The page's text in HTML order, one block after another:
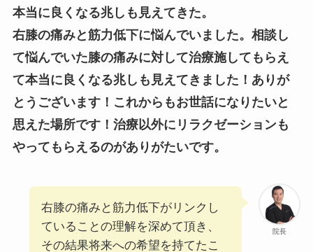
本当に良くなる兆しも見えてきた。
右膝の痛みと筋力低下に悩んでいました。相談し
て悩んでいた膝の痛みに対して治療施してもらえ
て本当に良くなる兆しも見えてきました！ありが
とうございます！これからもお世話になりたいと
思えた場所です！治療以外にリラクゼーションも
やってもらえるのがありがたいです。
院長
右膝の痛みと筋力低下がリンクし
ていることの理解を深めて頂き、
その結果将来への希望を持てたこ